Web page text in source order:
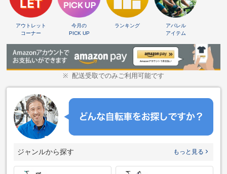
アウトレット
コーナー
今月の
PICK UP
ランキング
アパレル
アイテム
配送受取でのみご利用可能です
ジャンルから探す もっと見る